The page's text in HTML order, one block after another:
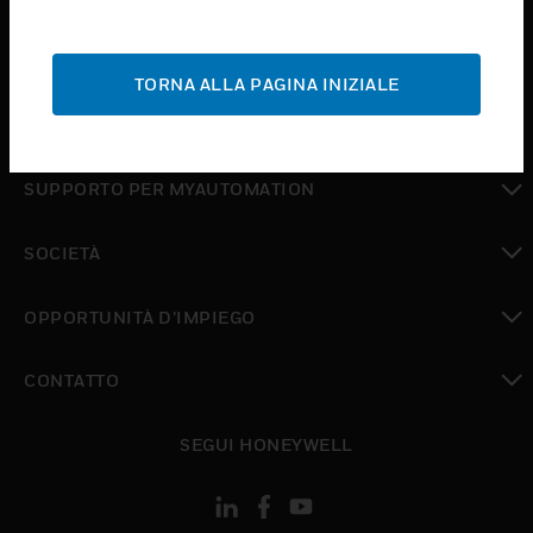
ASSISTENZA
toggle view
toggle view
SUPPORTO PER MYAUTOMATION
SOCIETÀ
OPPORTUNITÀ D’IMPIEGO
CONTATTO
SEGUI HONEYWELL
TORNA ALLA PAGINA INIZIALE